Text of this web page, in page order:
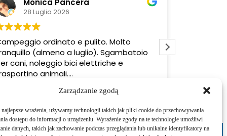
Zarządzanie zgodą
wrażenia, używamy technologii takich jak pliki cookie do przechowywania
dostępu do informacji o urządzeniu. Wyrażenie zgody na te technologie umożliwi
danych, takich jak zachowanie podczas przeglądania lub unikalne identyfikatory na
28 Luglio 2026
ordinato e pulito. Molto
(almeno a luglio). Sgambatoio
cani, noleggio bici elettriche e
animali.